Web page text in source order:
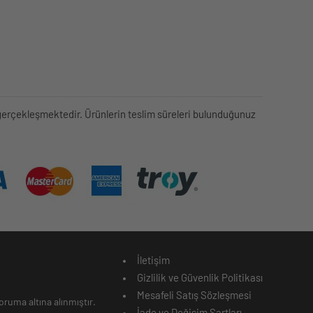
Ürünlerin teslim süreleri bulunduğunuz
altına alınmıştır.
İletişim
Gizlilik ve Güvenlik Politikası
Mesafeli Satış Sözleşmesi